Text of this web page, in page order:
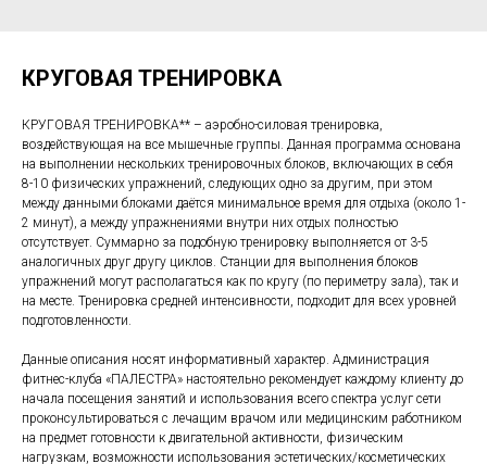
КРУГОВАЯ ТРЕНИРОВКА
КРУГОВАЯ ТРЕНИРОВКА** – аэробно-силовая тренировка,
воздействующая на все мышечные группы. Данная программа основана
на выполнении нескольких тренировочных блоков, включающих в себя
8-10 физических упражнений, следующих одно за другим, при этом
между данными блоками даётся минимальное время для отдыха (около 1-
2 минут), а между упражнениями внутри них отдых полностью
отсутствует. Суммарно за подобную тренировку выполняется от 3-5
аналогичных друг другу циклов. Станции для выполнения блоков
упражнений могут располагаться как по кругу (по периметру зала), так и
на месте. Тренировка средней интенсивности, подходит для всех уровней
подготовленности.
Данные описания носят информативный характер. Администрация
фитнес-клуба «ПАЛЕСТРА» настоятельно рекомендует каждому клиенту до
начала посещения занятий и использования всего спектра услуг сети
проконсультироваться с лечащим врачом или медицинским работником
на предмет готовности к двигательной активности, физическим
нагрузкам, возможности использования эстетических/косметических